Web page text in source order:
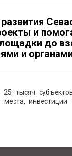
и
до
и
тысяч
инвестиции